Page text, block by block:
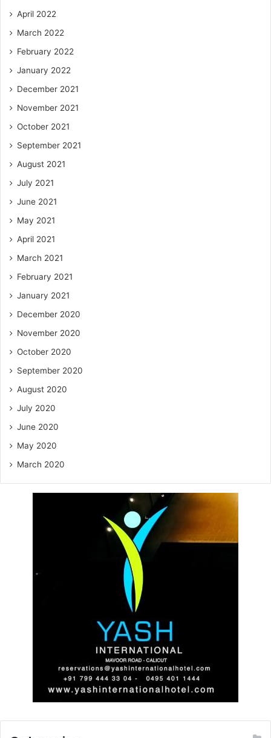
April 2022
March 2022
February 2022
January 2022
December 2021
November 2021
October 2021
September 2021
August 2021
July 2021
June 2021
May 2021
April 2021
March 2021
February 2021
January 2021
December 2020
November 2020
October 2020
September 2020
August 2020
July 2020
June 2020
May 2020
March 2020